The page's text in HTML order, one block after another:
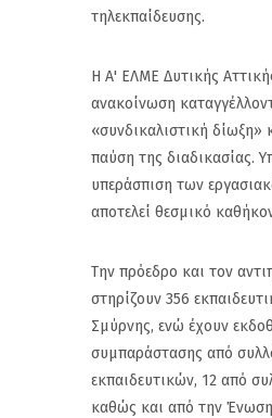
τηλεκπαίδευσης.
Η Α' ΕΛΜΕ Δυτικής
ανακοίνωση
«συνδικαλιστική δίωξη»
παύση της διαδικασίας.
υπεράσπιση των
αποτελεί θεσμικό
Την πρόεδρο και τον
στηρίζουν 356
Σμύρνης, ενώ έχουν
συμπαράστασης από
εκπαιδευτικών, 12 από
καθώς και από την